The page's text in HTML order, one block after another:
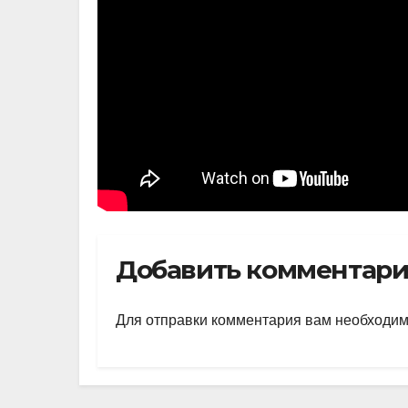
Добавить
Для отправки комментария вам